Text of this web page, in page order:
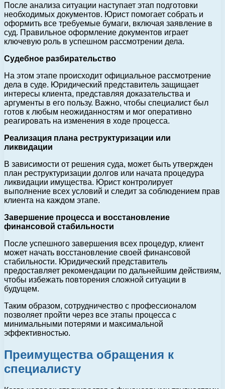
После анализа ситуации наступает этап подготовки
необходимых документов. Юрист помогает собрать и
оформить все требуемые бумаги, включая заявление в
суд. Правильное оформление документов играет
ключевую роль в успешном рассмотрении дела.
Судебное разбирательство
На этом этапе происходит официальное рассмотрение
дела в суде. Юридический представитель защищает
интересы клиента, представляя доказательства и
аргументы в его пользу. Важно, чтобы специалист был
готов к любым неожиданностям и мог оперативно
реагировать на изменения в ходе процесса.
Реализация плана реструктуризации или
ликвидации
В зависимости от решения суда, может быть утвержден
план реструктуризации долгов или начата процедура
ликвидации имущества. Юрист контролирует
выполнение всех условий и следит за соблюдением прав
клиента на каждом этапе.
Завершение процесса и восстановление
финансовой стабильности
После успешного завершения всех процедур, клиент
может начать восстановление своей финансовой
стабильности. Юридический представитель
предоставляет рекомендации по дальнейшим действиям,
чтобы избежать повторения сложной ситуации в
будущем.
Таким образом, сотрудничество с профессионалом
позволяет пройти через все этапы процесса с
минимальными потерями и максимальной
эффективностью.
Преимущества обращения к
специалисту